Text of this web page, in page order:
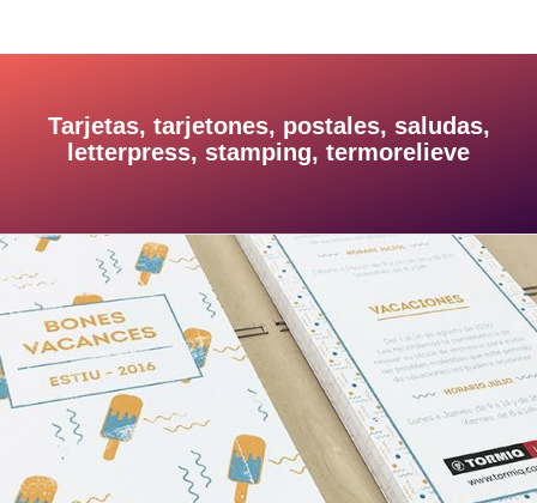
Tarjetas, tarjetones, postales, saludas,
letterpress, stamping, termorelieve